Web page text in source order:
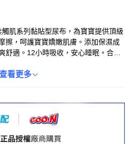
肌系列黏貼型尿布，為寶寶提供頂級
擦，呵護寶寶嬌嫩肌膚。添加保濕成
舒適。12小時吸收，安心睡眠。合身
看更多